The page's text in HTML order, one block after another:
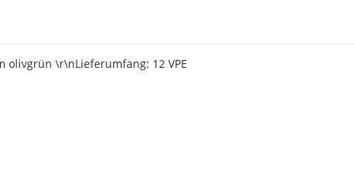
olivgrün \r\nLieferumfang: 12 VPE